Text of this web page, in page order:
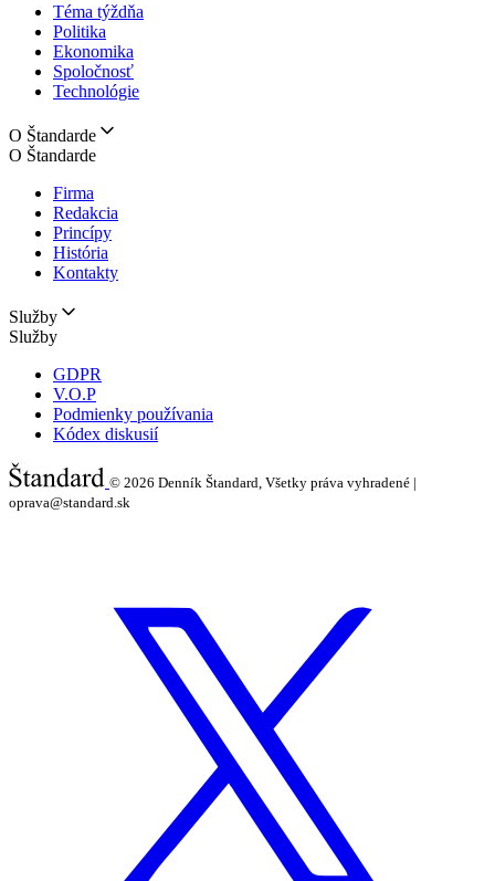
Téma týždňa
Politika
Ekonomika
Spoločnosť
Technológie
O Štandarde
O Štandarde
Firma
Redakcia
Princípy
História
Kontakty
Služby
Služby
GDPR
V.O.P
Podmienky používania
Kódex diskusií
© 2026 Denník Štandard, Všetky práva vyhradené |
oprava@standard.sk